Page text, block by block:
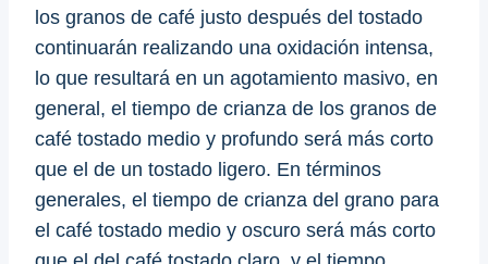
los granos de café justo después del tostado
continuarán realizando una oxidación intensa,
lo que resultará en un agotamiento masivo, en
general, el tiempo de crianza de los granos de
café tostado medio y profundo será más corto
que el de un tostado ligero. En términos
generales, el tiempo de crianza del grano para
el café tostado medio y oscuro será más corto